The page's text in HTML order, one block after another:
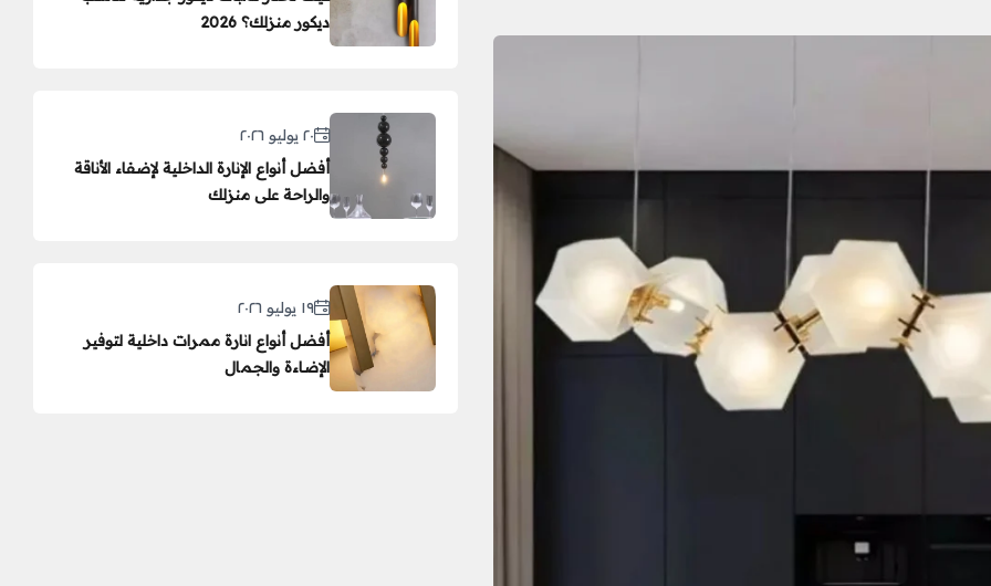
ديكور منزلك؟ 2026
٢٠ يوليو ٢٠٢٦
أفضل أنواع الإنارة الداخلية لإضفاء الأناقة
والراحة على منزلك
١٩ يوليو ٢٠٢٦
أفضل أنواع انارة ممرات داخلية لتوفير
الإضاءة والجمال